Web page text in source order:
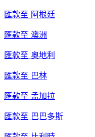
匯款至 阿根廷
匯款至 澳洲
匯款至 奧地利
匯款至 巴林
匯款至 孟加拉
匯款至 巴巴多斯